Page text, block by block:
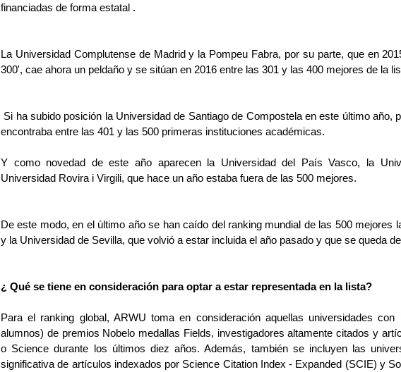
financiadas de forma estatal .
La Universidad Complutense de Madrid y la Pompeu Fabra, por su parte, que en
300', cae ahora un peldaño y se sitúan en 2016 entre las 301 y las 400 mejores de la
encontraba entre las 401 y las 500 primeras instituciones académicas.
Y como novedad de este año aparecen la Universidad del País Vasco, la
Universidad Rovira i Virgili, que hace un año estaba fuera de las 500 mejores.
De este modo, en el último año se han caído del ranking mundial de las 500 mejores
y la Universidad de Sevilla, que volvió a estar incluida el año pasado y que se queda
¿ Qué se tiene en consideración para optar a estar representada en la lista?
Para el ranking global, ARWU toma en consideración aquellas universidades con
alumnos) de premios Nobelo medallas Fields, investigadores altamente citados y
o Science durante los últimos diez años. Además, también se incluyen las
significativa de artículos indexados por Science Citation Index - Expanded (SCIE) y